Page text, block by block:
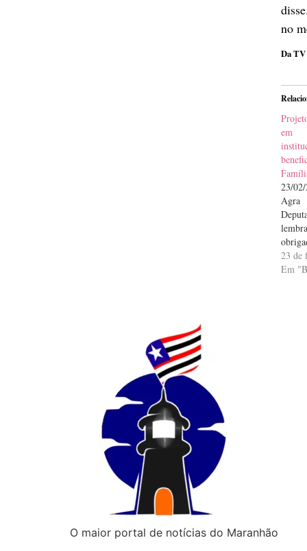
no
Da
em
23/
à
23 de
Em
O maior portal de notícias do Maranhão